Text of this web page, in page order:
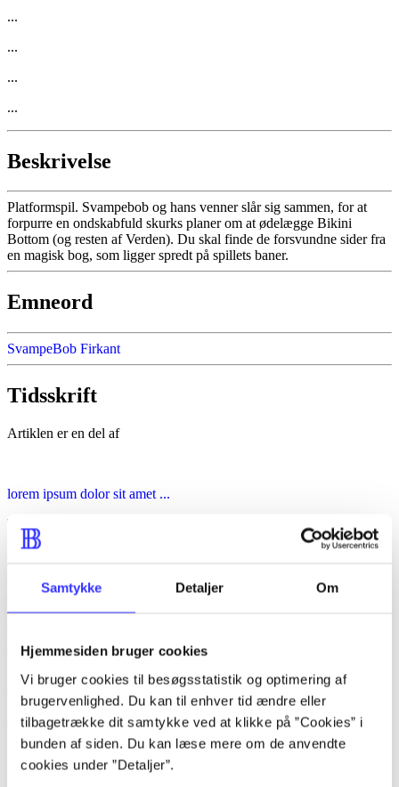
Samtykke Detaljer Om
Hjemmesiden bruger cookies
Vi bruger cookies til besøgsstatistik og optimering af
brugervenlighed. Du kan til enhver tid ændre eller
tilbagetrække dit samtykke ved at klikke på ”Cookies” i
bunden af siden. Du kan læse mere om de anvendte
cookies under ”Detaljer”.
...
...
...
...
Beskrivelse
Platformspil. Svampebob og hans venner slår sig sammen, for at
forpurre en ondskabfuld skurks planer om at ødelægge Bikini
Bottom (og resten af Verden). Du skal finde de forsvundne sider fra
en magisk bog, som ligger spredt på spillets baner.
Emneord
SvampeBob Firkant
Tidsskrift
Artiklen er en del af
lorem ipsum dolor sit amet ...
Tidsskrift
Artiklerne i
Artikler med samme emner
Artikler
Alle registrerede artikler fordelt på udgivelser